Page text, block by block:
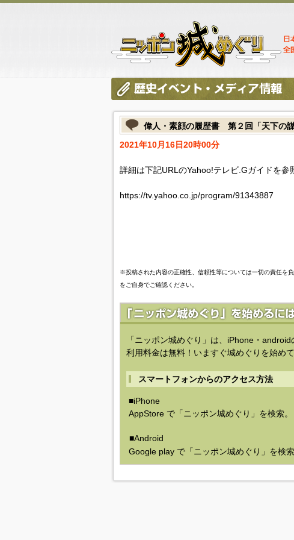
偉人・素顔の履歴書 第２回「天下の
2021年10月16日20時00分
詳細は下記URLのYahoo!テレビ.Gガイドを参
https://tv.yahoo.co.jp/program/91343887
※投稿された内容の正確性、信頼性等については一切の責任を
をご自身でご確認ください。
「ニッポン城めぐり」は、iPhone・android
利用料金は無料！いますぐ城めぐりを始めて
スマートフォンからのアクセス方法
■iPhone
AppStore で「ニッポン城めぐり」を検索。
■Android
Google play で「ニッポン城めぐり」を検索